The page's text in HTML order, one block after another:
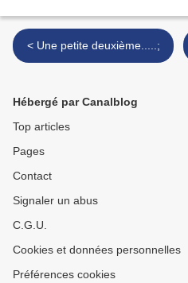
< Une petite deuxième.....;
Hébergé par Canalblog
Top articles
Pages
Contact
Signaler un abus
C.G.U.
Cookies et données personnelles
Préférences cookies